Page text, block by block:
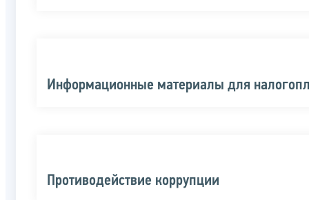
Информационные материалы для
Противодействие коррупции